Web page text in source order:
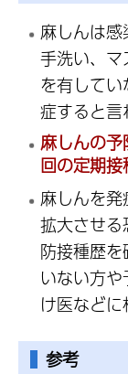
麻しんは感
手洗い、
を有して
症すると言
麻しんの
回の定期接
麻しんを
拡大させ
防接種歴
いない方
け医などに
参考